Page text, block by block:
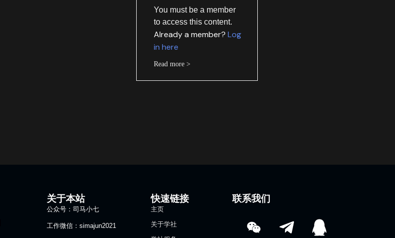
You must be a member
to access this content.
Already a member?Log
in here
Read more >
关于本站
公众号：司马小七
工作微信：simajun2021
快速链接
主页
关于学社
联系我们